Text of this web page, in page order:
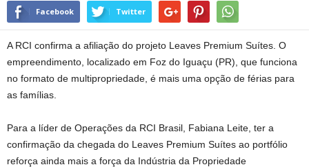
Facebook Twitter
A RCI confirma a afiliação do projeto Leaves Premium Suítes. O
empreendimento, localizado em Foz do Iguaçu (PR), que funciona
no formato de multipropriedade, é mais uma opção de férias para
as famílias.
Para a líder de Operações da RCI Brasil, Fabiana Leite, ter a
confirmação da chegada do Leaves Premium Suítes ao portfólio
reforça ainda mais a força da Indústria da Propriedade